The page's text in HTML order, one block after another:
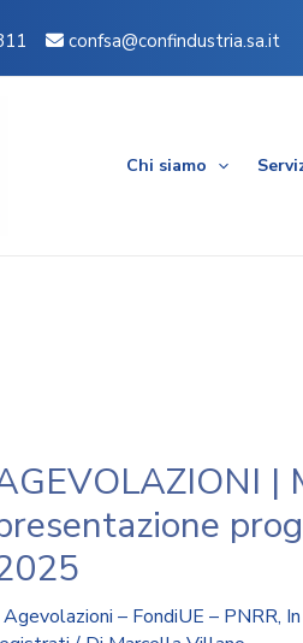
confsa@confindustria.sa.it
Chi siamo
|
Agevolazioni – FondiUE – PNRR,